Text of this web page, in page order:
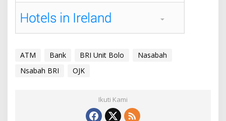
ATM Bank BRI Unit Bolo
Nasabah
Nsabah BRI
OJK
Ikuti Kami